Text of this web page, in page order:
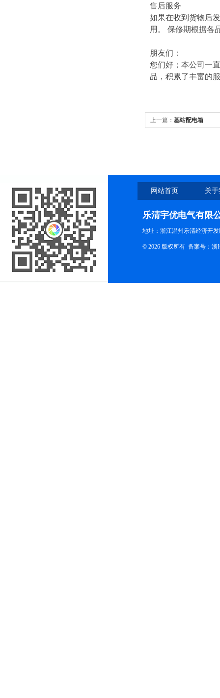
售后服务
如果在收到货物后
用。 保修期根据各
朋友们：
您们好；本公司一
品，积累了丰富的
上一篇： 基站配电箱
网站首页 关
乐清宇优电气有限
地址：浙江温州乐清经济开
© 2026 版权所有 备案号：浙